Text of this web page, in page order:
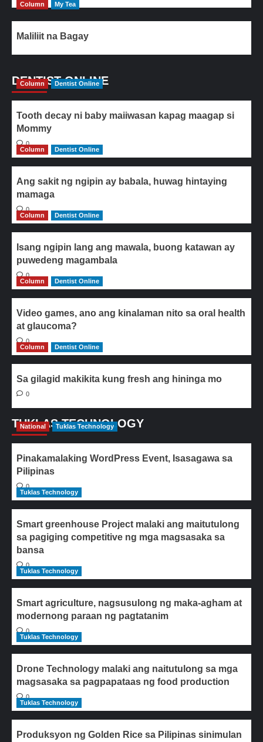
Column My Tea
Maliliit na Bagay
DENTIST ONLINE
Column Dentist Online
Tooth decay ni baby maiiwasan kapag maagap si
Mommy
0
Column
Dentist Online
Ang sakit ng ngipin ay babala, huwag hintaying
mamaga
0
Column
Dentist Online
Isang ngipin lang ang mawala, buong katawan ay
puwedeng magambala
0
Column
Dentist Online
Video games, ano ang kinalaman nito sa oral health
at glaucoma?
0
Column
Dentist Online
Sa gilagid makikita kung fresh ang hininga mo
0
TUKLAS TECHNOLOGY
National Tuklas Technology
Pinakamalaking WordPress Event, Isasagawa sa
Pilipinas
0
Tuklas Technology
Smart greenhouse Project malaki ang maitutulong
sa pagiging competitive ng mga magsasaka sa
bansa
0
Tuklas Technology
Smart agriculture, nagsusulong ng maka-agham at
modernong paraan ng pagtatanim
0
Tuklas Technology
Drone Technology malaki ang naitutulong sa mga
magsasaka sa pagpapataas ng food production
0
Tuklas Technology
Produksyon ng Golden Rice sa Pilipinas sinimulan